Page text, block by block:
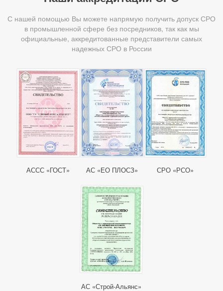
С нашей помощью Вы можете напрямую получить допуск СРО
в промышленной сфере без посредников, так как мы
официальные, аккредитованные представители самых
надежных СРО в России
АССС «ГОСТ» АС «ЕО ПЛОСЗ» СРО «РСО»
АС «Строй-Альянс»